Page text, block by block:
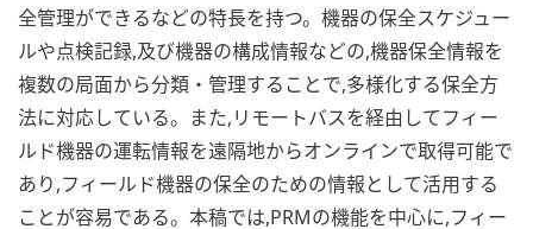
全管理ができるなどの特長を持つ。機器の保全スケジュー
ルや点検記録,及び機器の構成情報などの,機器保全情報を
複数の局面から分類・管理することで,多様化する保全方
法に対応している。また,リモートバスを経由してフィー
ルド機器の運転情報を遠隔地からオンラインで取得可能で
あり,フィールド機器の保全のための情報として活用する
ことが容易である。本稿では,PRMの機能を中心に,フィー